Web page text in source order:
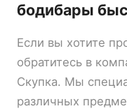
бодибары
Если вы хотите
обратитесь в
Скупка. Мы
различных